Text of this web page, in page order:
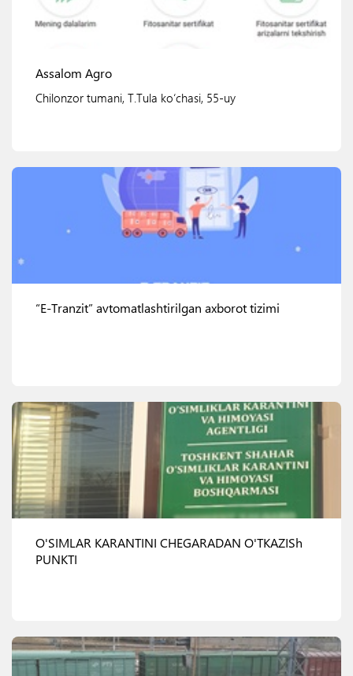
Assalom Agro
Chilonzor tumani, T.Tula ko‘chasi, 55-uy
Ko'rish
“E-Tranzit” avtomatlashtirilgan axborot tizimi
Ko'rish
O'SIMLAR KARANTINI CHEGARADAN O'TKAZISh
PUNKTI